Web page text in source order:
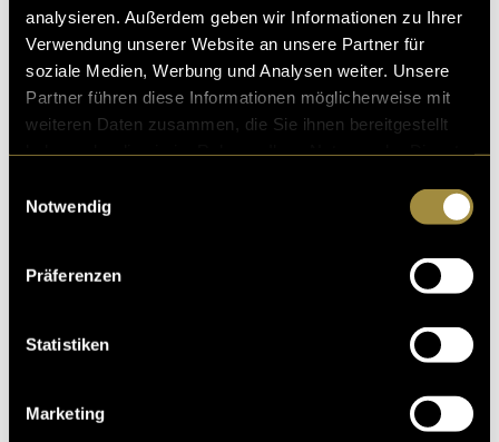
analysieren. Außerdem geben wir Informationen zu Ihrer
Verwendung unserer Website an unsere Partner für
soziale Medien, Werbung und Analysen weiter. Unsere
Partner führen diese Informationen möglicherweise mit
weiteren Daten zusammen, die Sie ihnen bereitgestellt
Notwendig
Präferenzen
Statistiken
Marketing
Voice-over. Viele Elemente im B-Roll dienen deshalb
noch als Platzhalter und werden in den kommenden
Monaten weiter verfeinert. Wir sind überzeugt, dass
sich die zusätzliche Zeitinvestition lohnen wird und
die Dokumentation dadurch deutlich an Qualität
gewinnt.